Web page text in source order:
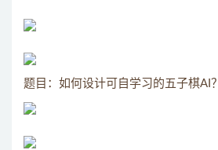
题目：如何设计可自学习的五子棋AI？